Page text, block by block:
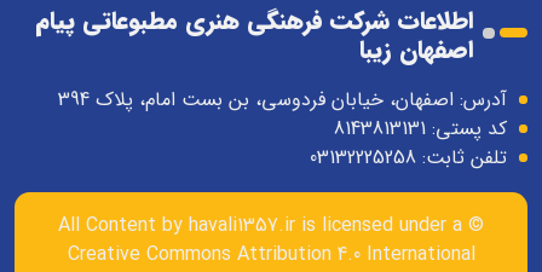
اطلاعات شرکت فرهنگی هنری مطبوعاتی پیام
اصفهان زیبا
آدرس: اصفهان، خیابان فردوسی، بن بست امام، پلاک 394
کد پستی: 8143813131
تلفن ثابت: 03132225258
© All Content by
havali1357.ir is licensed under a
Creative Commons Attribution 4.0 International